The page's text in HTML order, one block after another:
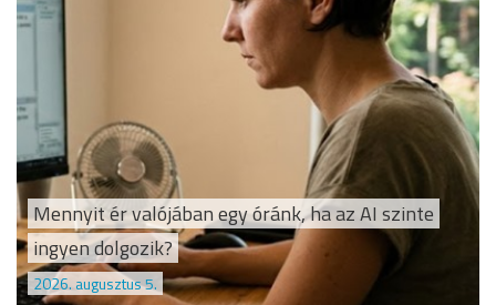
Mennyit ér valójában egy óránk, ha az AI szinte
ingyen dolgozik?
2026. augusztus 5.